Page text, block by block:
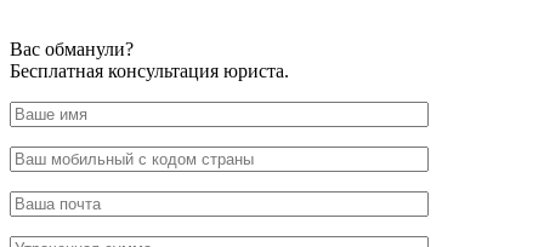
Вас обманули?
Бесплатная консультация юриста.